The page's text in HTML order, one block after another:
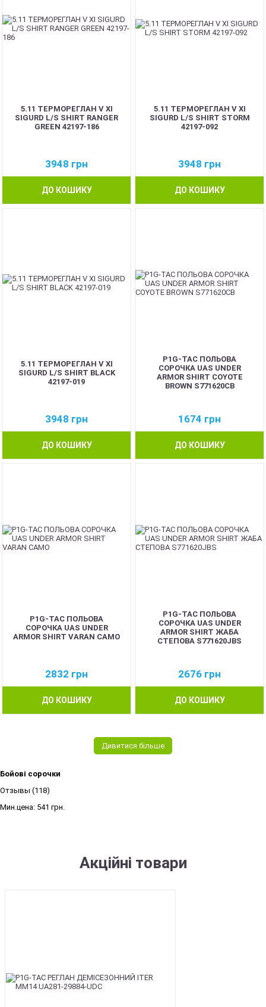
5.11 ТЕРМОРЕГЛАН V XI
SIGURD L/S SHIRT RANGER
GREEN 42197-186
3948 грн
ДО КОШИКУ
5.11 ТЕРМОРЕГЛАН V XI
SIGURD L/S SHIRT STORM
42197-092
3948 грн
ДО КОШИКУ
5.11 ТЕРМОРЕГЛАН V XI
SIGURD L/S SHIRT BLACK
42197-019
3948 грн
ДО КОШИКУ
P1G-TAC ПОЛЬОВА
СОРОЧКА UAS UNDER
ARMOR SHIRT COYOTE
BROWN S771620CB
1674 грн
ДО КОШИКУ
P1G-TAC ПОЛЬОВА
СОРОЧКА UAS UNDER
ARMOR SHIRT VARAN CAMO
2832 грн
ДО КОШИКУ
P1G-TAC ПОЛЬОВА
СОРОЧКА UAS UNDER
ARMOR SHIRT ЖАБА
СТЕПОВА S771620JBS
2676 грн
ДО КОШИКУ
Дивитися більше
Бойові сорочки
Отзывы (118)
Мин.цена: 541 грн.
Акційні товари